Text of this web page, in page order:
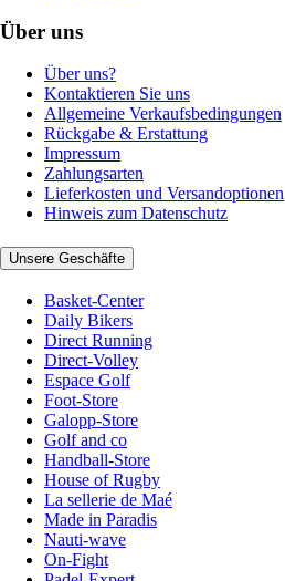
Über uns
Über uns?
Kontaktieren Sie uns
Allgemeine Verkaufsbedingungen
Rückgabe & Erstattung
Impressum
Zahlungsarten
Lieferkosten und Versandoptionen
Hinweis zum Datenschutz
Unsere Geschäfte
Basket-Center
Daily Bikers
Direct Running
Direct-Volley
Espace Golf
Foot-Store
Galopp-Store
Golf and co
Handball-Store
House of Rugby
La sellerie de Maé
Made in Paradis
Nauti-wave
On-Fight